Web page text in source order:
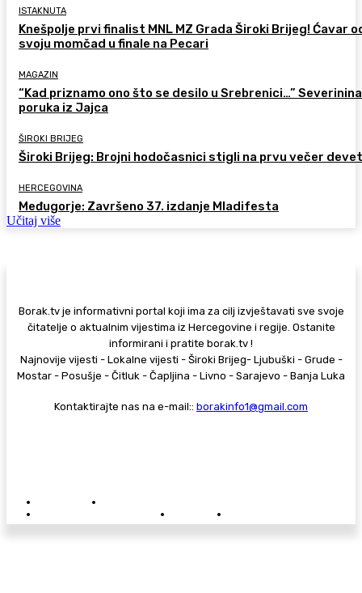
ISTAKNUTA
Knešpolje prvi finalist MNL MZ Grada Široki Brijeg! Ćavar
svoju momčad u finale na Pecari
MAGAZIN
“Kad priznamo ono što se desilo u Srebrenici…” Severinina
poruka iz Jajca
ŠIROKI BRIJEG
Široki Brijeg: Brojni hodočasnici stigli na prvu večer
HERCEGOVINA
Međugorje: Završeno 37. izdanje Mladifesta
Učitaj više
Borak.tv je informativni portal koji ima za cilj izvještavati sve svoje
čitatelje o aktualnim vijestima iz Hercegovine i regije. Ostanite
informirani i pratite borak.tv !
Najnovije vijesti - Lokalne vijesti - Široki Brijeg- Ljubuški - Grude -
Mostar - Posušje - Čitluk - Čapljina - Livno - Sarajevo - Banja Luka
Kontaktirajte nas na e-mail:: borakinfo1@gmail.com